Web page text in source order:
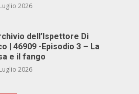
2026
dell’Ispettore Di
| 46909 -Episodio 3 – La
e il fango
2026